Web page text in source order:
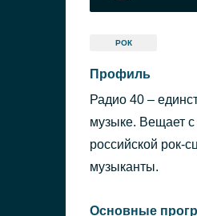
РОК
Профиль
Радио 40 –
музыке. Вещает с
российской рок-
музыканты.
Основные